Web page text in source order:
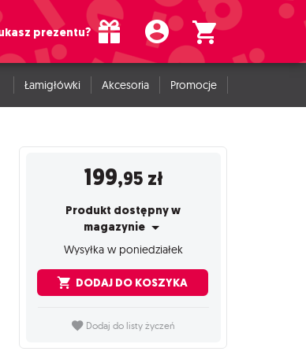
prezentu?
Łamigłówki Akcesoria Promocje
199,95 zł
Produkt dostępny w
magazynie
Wysyłka w poniedziałek
DODAJ DO KOSZYKA
Dodaj do listy życzeń